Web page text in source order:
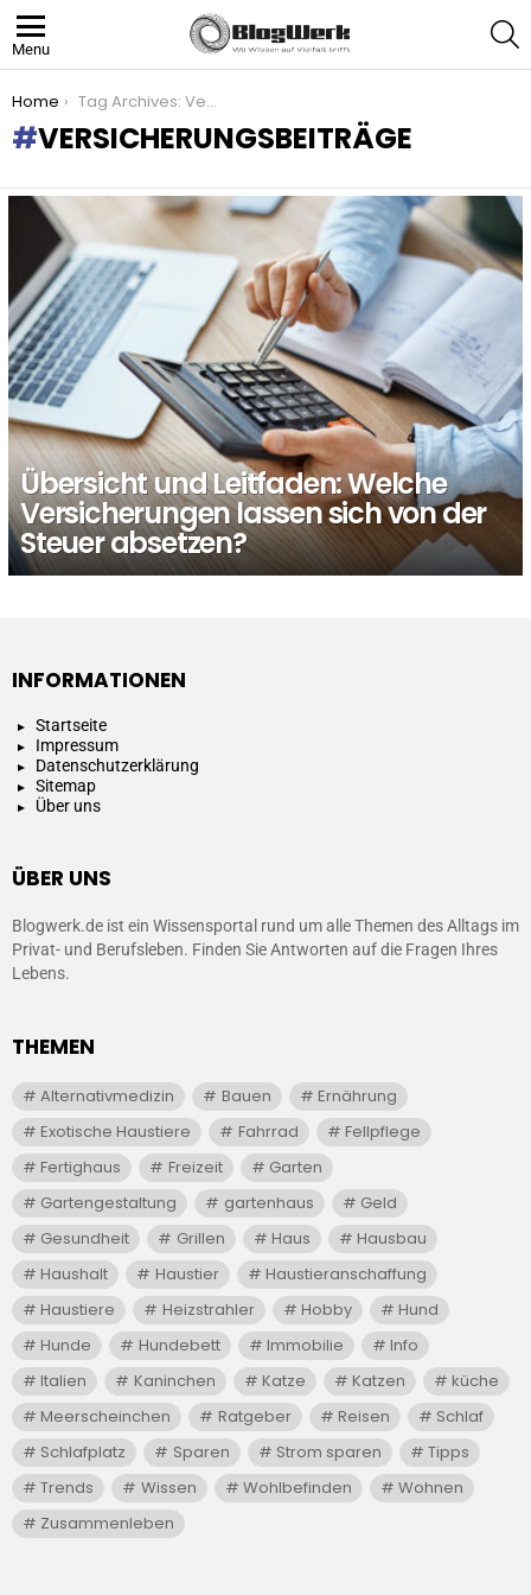
Menu
You are here:
Home Tag Archives: Versicherungsbeiträge
VERSICHERUNGSBEITRÄGE
LATEST
STORIES
Übersicht und Leitfaden: Welche
Versicherungen lassen sich von der
Steuer absetzen?
INFORMATIONEN
Startseite
Impressum
Datenschutzerklärung
Sitemap
Über uns
ÜBER UNS
Blogwerk.de ist ein Wissensportal rund um alle Themen des Alltags im
Privat- und Berufsleben. Finden Sie Antworten auf die Fragen Ihres
Lebens.
THEMEN
Alternativmedizin Bauen
Ernährung
Exotische Haustiere
Fahrrad
Fellpflege
Fertighaus
Freizeit
Garten
Gartengestaltung
gartenhaus
Geld
Gesundheit
Grillen Haus
Hausbau
Haushalt
Haustier
Haustieranschaffung
Haustiere
Heizstrahler Hobby
Hund
Hunde
Hundebett Immobilie
Info
Italien
Kaninchen Katze Katzen
küche
Meerscheinchen
Ratgeber Reisen
Schlaf
Schlafplatz
Sparen Strom sparen
Tipps
Trends
Wissen Wohlbefinden
Wohnen
Zusammenleben